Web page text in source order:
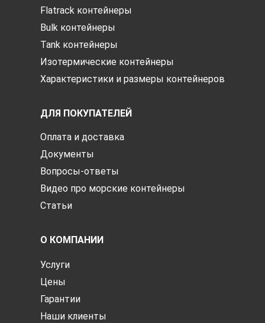
Flatrack контейнеры
Bulk контейнеры
Tank контейнеры
Изотермические контейнеры
Характеристики и размеры контейнеров
ДЛЯ ПОКУПАТЕЛЕЙ
Оплата и доставка
Документы
Вопросы-ответы
Видео про морские контейнеры
Статьи
О КОМПАНИИ
Услуги
Цены
Гарантии
Наши клиенты